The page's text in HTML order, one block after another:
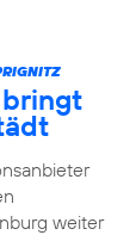
weiter